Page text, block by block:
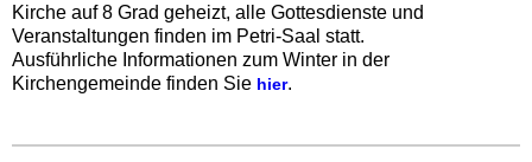
Kirche auf 8 Grad geheizt, alle Gottesdienste und
Veranstaltungen finden im Petri-Saal statt.
Ausführliche Informationen zum Winter in der
Kirchengemeinde finden Sie hier.‍